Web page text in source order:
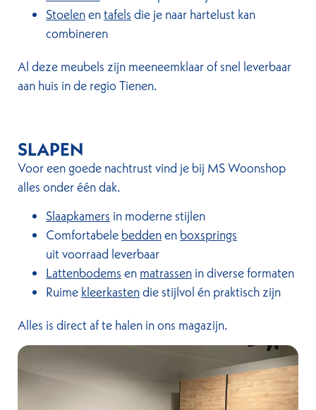
Stoelenentafels die je naar hartelust kan
combineren
Al deze meubels zijn meeneemklaar of snel leverbaar
aan huis in de regio Tienen.
SLAPEN
Voor een goede nachtrust vind je bij MS Woonshop
alles onder één dak.
Slaapkamers in moderne stijlen
Comfortabele beddenen boxsprings
uit voorraad leverbaar
Lattenbodems en matrassen in diverse formaten
Ruime kleerkastendie stijlvol én praktisch zijn
Alles is direct af te halen in ons magazijn.